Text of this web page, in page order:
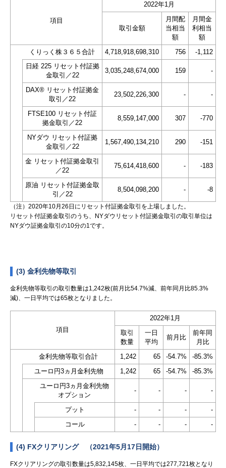
項目
2022年1月
取引金額
月間配
当相当
額
月間金
利相当
額
くりっく株３６５合計
4,718,918,698,310 756
-1,112
日経 225 リセット付証拠
金取引／22
3,035,248,674,000 159 -
DAX® リセット付証拠金
取引／22
23,502,226,300 - -
FTSE100 リセット付証
拠金取引／22
8,559,147,000 307 -770
NYダウ リセット付証拠
金取引／22
1,567,490,134,210 290 -151
金 リセット付証拠金取引
／22
75,614,418,600 - -183
原油 リセット付証拠金取
引／22
8,504,098,200 - -8
（注）2020年10月26日にリセット付証拠金取引を上場しました。
リセット付証拠金取引のうち、NYダウリセット付証拠金取引の取引単位は
NYダウ証拠金取引の10分の1です。
(3) 金利先物等取引
金利先物等取引の取引数量は1,242枚(前月比54.7%減、前年同月比85.3%
減)、一日平均では65枚となりました。
項目
2022年1月
取引
数量
一日
平均
前月比
前年同
月比
金利先物等取引合計
1,242 65 -54.7%
-85.3%
ユーロ円3ヵ月金利先物
1,242 65 -54.7%
-85.3%
ユーロ円3ヵ月金利先物
オプション
- - - -
プット - - -
-
コール
- - - -
(4) FXクリアリング （2021年5月17日開始）
FXクリアリングの取引数量は5,832,145枚、一日平均では277,721枚となり